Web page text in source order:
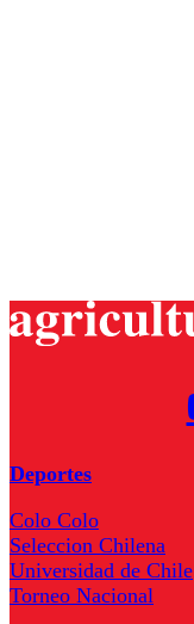
Deportes
Colo Colo
Seleccion Chilena
Universidad de Chile
Torneo Nacional